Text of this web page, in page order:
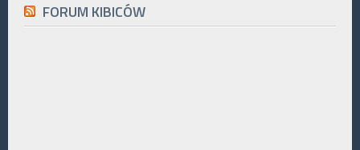
FORUM KIBICÓW